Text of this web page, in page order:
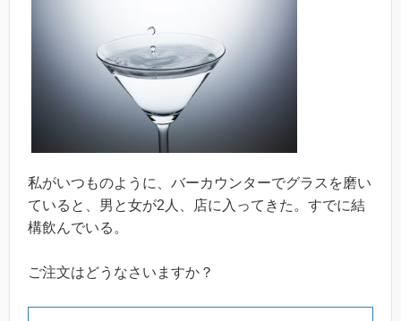
私がいつものように、バーカウンターでグラスを磨い
ていると、男と女が2人、店に入ってきた。すでに結
構飲んでいる。
ご注文はどうなさいますか？